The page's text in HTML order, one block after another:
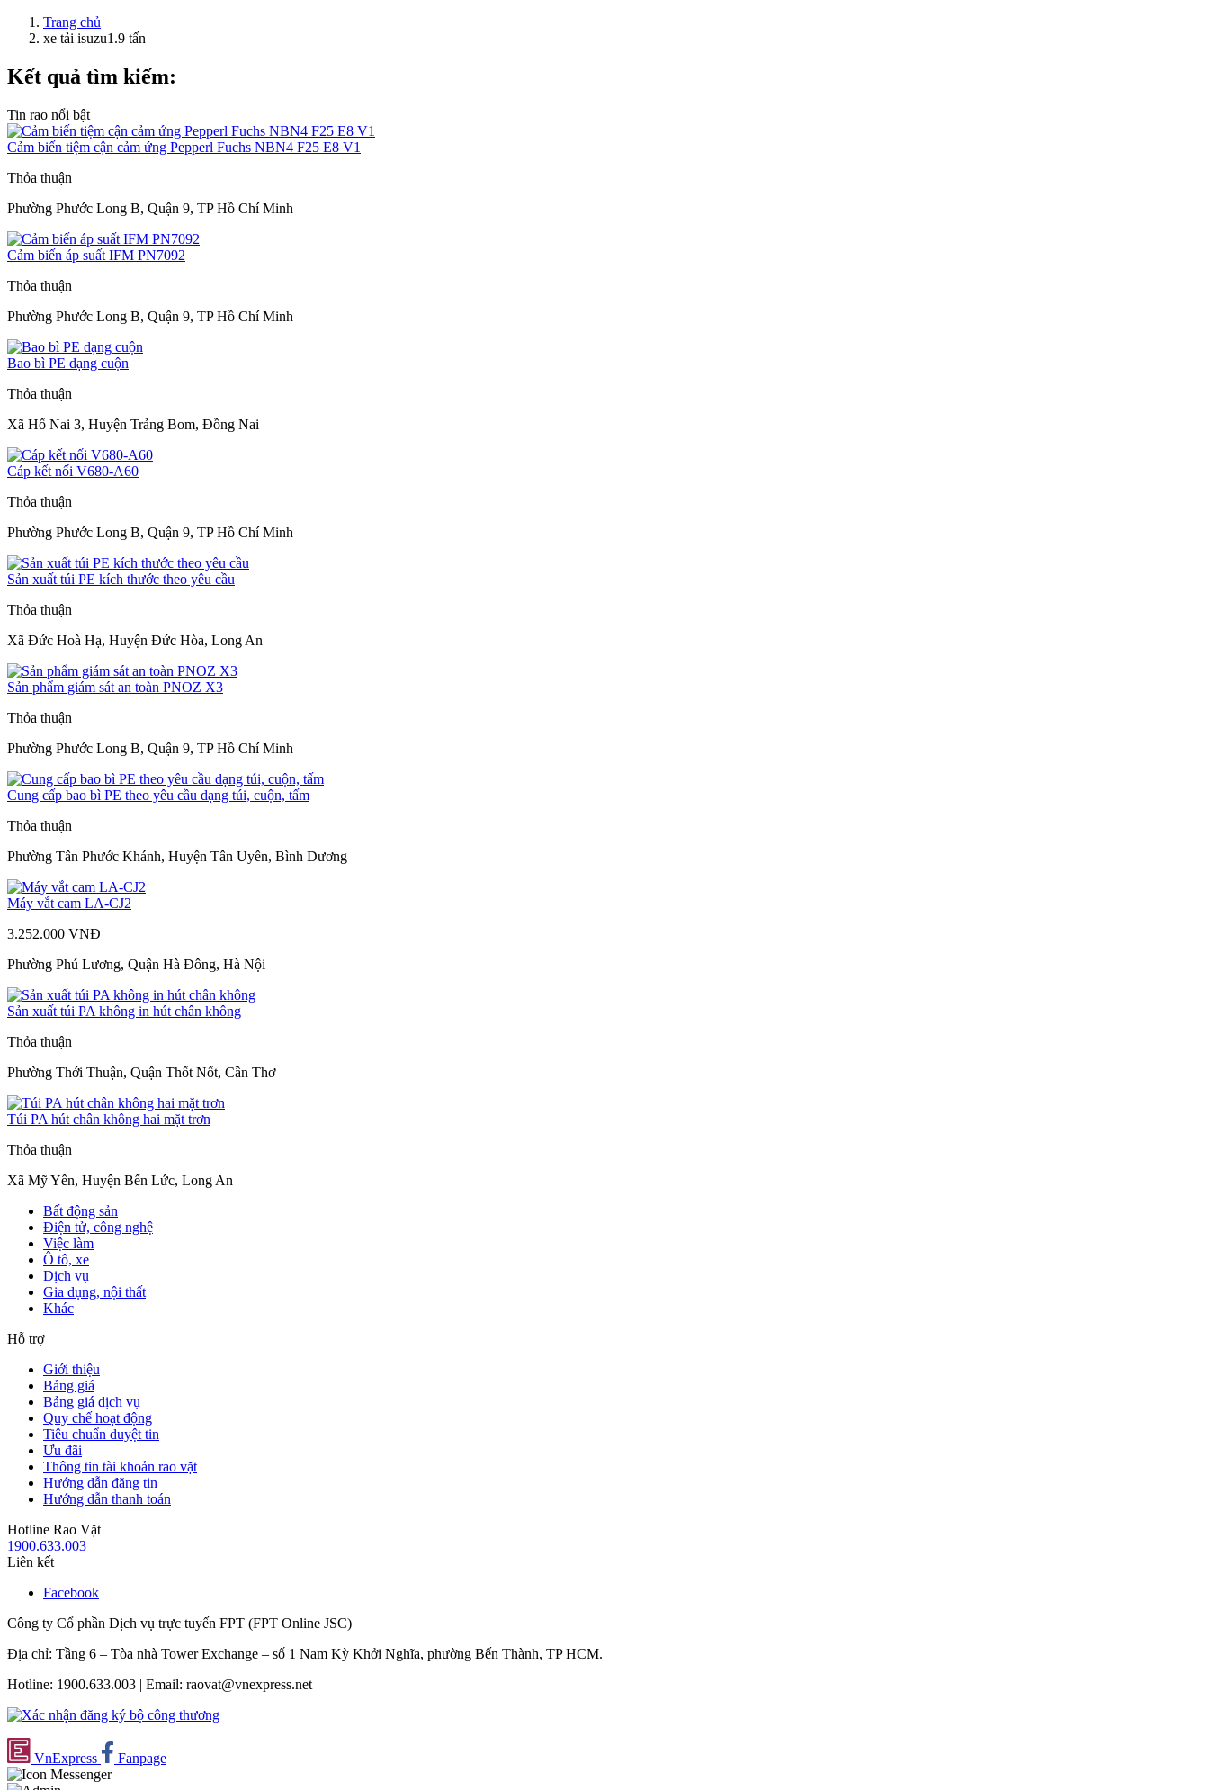
Trang chủ
xe tải isuzu1.9 tấn
Kết quả tìm kiếm:
Tin rao nổi bật
Cảm biến tiệm cận cảm ứng Pepperl Fuchs NBN4 F25 E8 V1
Thỏa thuận
Phường Phước Long B, Quận 9, TP Hồ Chí Minh
Cảm biến áp suất IFM PN7092
Thỏa thuận
Phường Phước Long B, Quận 9, TP Hồ Chí Minh
Bao bì PE dạng cuộn
Thỏa thuận
Xã Hố Nai 3, Huyện Trảng Bom, Đồng Nai
Cáp kết nối V680-A60
Thỏa thuận
Phường Phước Long B, Quận 9, TP Hồ Chí Minh
Sản xuất túi PE kích thước theo yêu cầu
Thỏa thuận
Xã Đức Hoà Hạ, Huyện Đức Hòa, Long An
Sản phẩm giám sát an toàn PNOZ X3
Thỏa thuận
Phường Phước Long B, Quận 9, TP Hồ Chí Minh
Cung cấp bao bì PE theo yêu cầu dạng túi, cuộn, tấm
Thỏa thuận
Phường Tân Phước Khánh, Huyện Tân Uyên, Bình Dương
Máy vắt cam LA-CJ2
3.252.000 VNĐ
Phường Phú Lương, Quận Hà Đông, Hà Nội
Sản xuất túi PA không in hút chân không
Thỏa thuận
Phường Thới Thuận, Quận Thốt Nốt, Cần Thơ
Túi PA hút chân không hai mặt trơn
Thỏa thuận
Xã Mỹ Yên, Huyện Bến Lức, Long An
Bất động sản
Điện tử, công nghệ
Việc làm
Ô tô, xe
Dịch vụ
Gia dụng, nội thất
Khác
Hỗ trợ
Giới thiệu
Bảng giá
Bảng giá dịch vụ
Quy chế hoạt động
Tiêu chuẩn duyệt tin
Ưu đãi
Thông tin tài khoản rao vặt
Hướng dẫn đăng tin
Hướng dẫn thanh toán
Hotline Rao Vặt
1900.633.003
Liên kết
Facebook
Công ty Cổ phần Dịch vụ trực tuyến FPT (FPT Online JSC)
Địa chỉ: Tầng 6 – Tòa nhà Tower Exchange – số 1 Nam Kỳ Khởi Nghĩa, phường Bến Thành, TP HCM.
Hotline: 1900.633.003 | Email: raovat@vnexpress.net
VnExpress Fanpage